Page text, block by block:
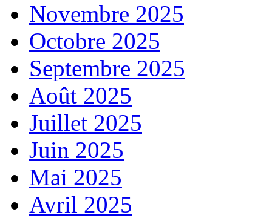
Novembre 2025
Octobre 2025
Septembre 2025
Août 2025
Juillet 2025
Juin 2025
Mai 2025
Avril 2025